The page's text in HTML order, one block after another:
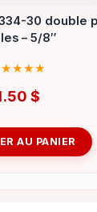
30 double
– 5/8″
$
AU PANIER